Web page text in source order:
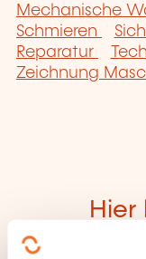
Mechanische
Schmieren
Reparatur
Zeichnung
Hier